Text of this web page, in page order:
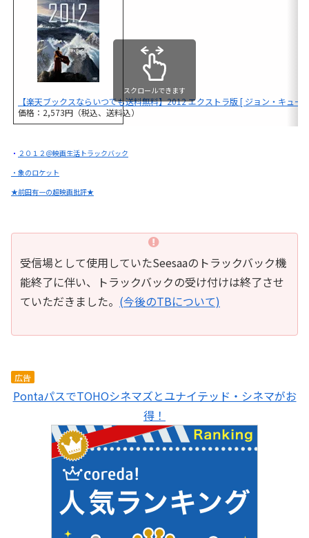
【楽天ブックスならいつでも送料無料】2012 エクストラ版 [ ジョン・キュー
価格：2,573円（税込、送料込）
スクロールできます
・ ２０１２＠映画生活トラックバック
・象のロケット
★前田有一の超映画批評★
受信場として使用していたSeesaaのトラックバック機
能終了に伴い、トラックバックの受け付けは終了させ
ていただきました。 (今後のTBについて)
広告
PontaパスでTOHOシネマズとユナイテッド・シネマがお
得！